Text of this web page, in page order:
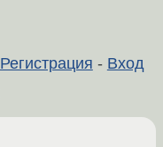
Регистрация - Вход